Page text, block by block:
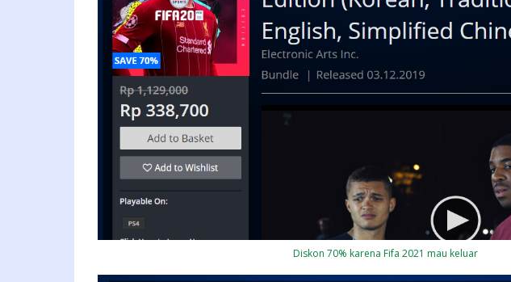
Diskon 70% karena Fifa 2021 mau keluar